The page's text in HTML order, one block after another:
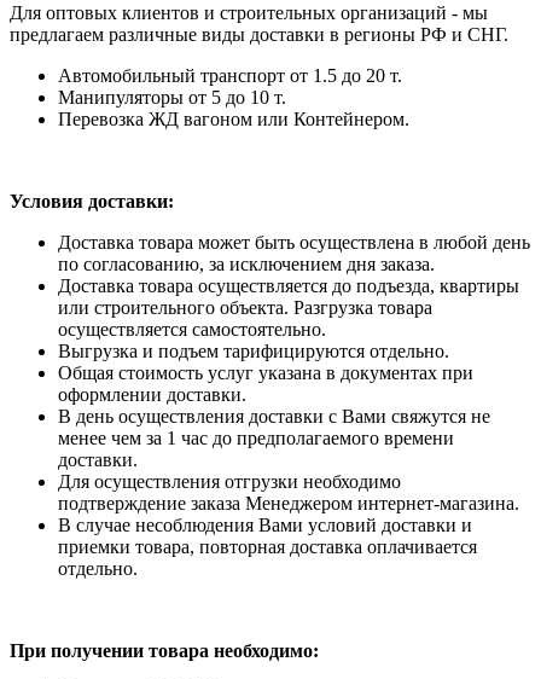
Для оптовых клиентов и строительных организаций - мы
предлагаем различные виды доставки в регионы РФ и СНГ.
Автомобильный транспорт от 1.5 до 20 т.
Манипуляторы от 5 до 10 т.
Перевозка ЖД вагоном или Контейнером.
Условия доставки:
Доставка товара может быть осуществлена в любой день
по согласованию, за исключением дня заказа.
Доставка товара осуществляется до подъезда, квартиры
или строительного объекта. Разгрузка товара
осуществляется самостоятельно.
Выгрузка и подъем тарифицируются отдельно.
Общая стоимость услуг указана в документах при
оформлении доставки.
В день осуществления доставки с Вами свяжутся не
менее чем за 1 час до предполагаемого времени
доставки.
Для осуществления отгрузки необходимо
подтверждение заказа Менеджером интернет-магазина.
В случае несоблюдения Вами условий доставки и
приемки товара, повторная доставка оплачивается
отдельно.
При получении товара необходимо: